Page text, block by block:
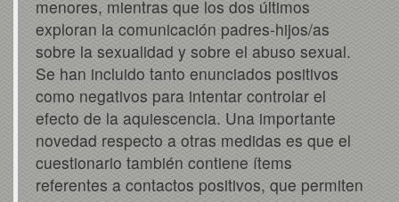
menores, mientras que los dos últimos
exploran la comunicación padres-hijos/as
sobre la sexualidad y sobre el abuso sexual.
Se han incluido tanto enunciados positivos
como negativos para intentar controlar el
efecto de la aquiescencia. Una importante
novedad respecto a otras medidas es que el
cuestionario también contiene ítems
referentes a contactos positivos, que permiten